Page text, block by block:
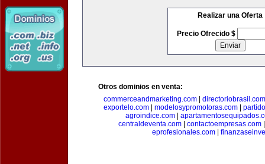
Realizar una Oferta
Precio Ofrecido $
Otros dominios en venta:
commerceandmarketing.com| directoriobrasil.com
exportelo.com
modelosypromotoras.com
agroindice.com
centraldeventa.com
contactoempresas.com
eprofesionales.com